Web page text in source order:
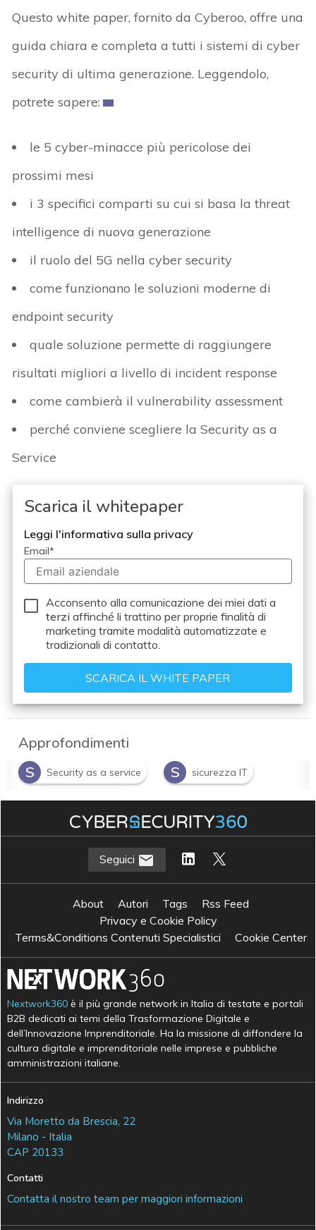
Questo white paper, fornito da Cyberoo, offre una
guida chiara e completa a tutti i sistemi di cyber
security di ultima generazione. Leggendolo,
potrete sapere:
le 5 cyber-minacce più pericolose dei
prossimi mesi
i 3 specifici comparti su cui si basa la threat
intelligence di nuova generazione
il ruolo del 5G nella cyber security
come funzionano le soluzioni moderne di
endpoint security
quale soluzione permette di raggiungere
risultati migliori a livello di incident response
come cambierà il vulnerability assessment
perché conviene scegliere la Security as a
Service
Scarica il whitepaper
Leggi l'informativa sulla privacy
Email*
Acconsento alla comunicazione dei miei dati a
terzi affinché li trattino per proprie finalità di
marketing tramite modalità automatizzate e
tradizionali di contatto.
Approfondimenti
S
Security as a service S sicurezza IT
T threat intelligence
vulnerability assessment
Seguici
About Autori Tags
Rss Feed
Privacy e Cookie Policy
Terms&Conditions Contenuti Specialistici
Cookie Center
Nextwork360 è il più grande network in Italia di testate e portali
B2B dedicati ai temi della Trasformazione Digitale e
dell’Innovazione Imprenditoriale. Ha la missione di diffondere la
cultura digitale e imprenditoriale nelle imprese e pubbliche
amministrazioni italiane.
Indirizzo
Via Moretto da Brescia, 22
Milano - Italia
CAP 20133
Contatti
Contatta il nostro team per maggiori informazioni